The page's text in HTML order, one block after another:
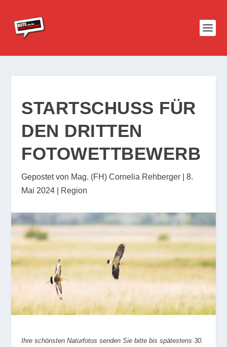
STARTSCHUSS FÜR
DEN DRITTEN
FOTOWETTBEWERB
Gepostet von Mag. (FH) Cornelia Rehberger |8.
Mai 2024
Region
Ihre schönsten Naturfotos senden Sie bitte bis spätestens 30.